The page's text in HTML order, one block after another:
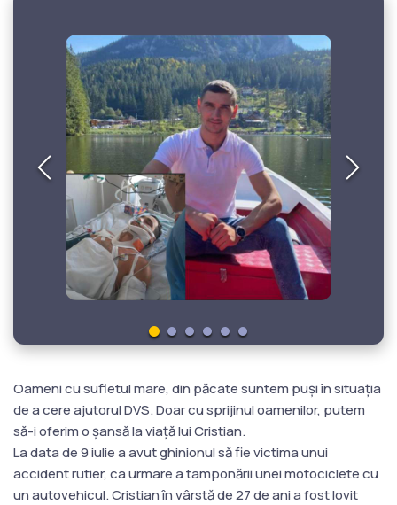
Oameni cu sufletul mare, din păcate suntem puși în situația
de a cere ajutorul DVS. Doar cu sprijinul oamenilor, putem
să-i oferim o șansă la viață lui Cristian.
La data de 9 iulie a avut ghinionul să fie victima unui
accident rutier, ca urmare a tamponării unei motociclete cu
un autovehicul. Cristian în vârstă de 27 de ani a fost lovit